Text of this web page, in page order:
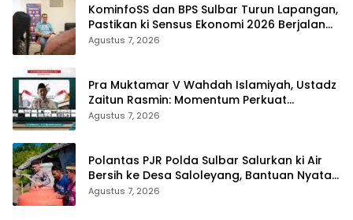
KominfoSS dan BPS Sulbar Turun Lapangan,
Pastikan ki Sensus Ekonomi 2026 Berjalan
Nyaman dan Akurat
Agustus 7, 2026
Pra Muktamar V Wahdah Islamiyah, Ustadz
Zaitun Rasmin: Momentum Perkuat
Konsolidasi dan Evaluasi Perjalanan
Agustus 7, 2026
Polantas PJR Polda Sulbar Salurkan ki Air
Bersih ke Desa Saloleyang, Bantuan Nyata
di Tengah Musim Kemarau
Agustus 7, 2026